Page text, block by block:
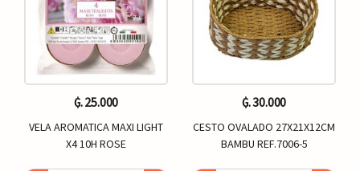
₲. 25.000
VELA AROMATICA MAXI LIGHT
X4 10H ROSE
₲. 30.000
CESTO OVALADO 27X21X12CM
BAMBU REF.7006-5